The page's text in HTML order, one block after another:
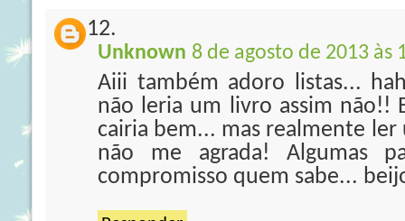
Unknown 8 de agosto de 2013 às
Aiii também adoro listas...
não leria um livro assim não!!
cairia bem... mas realmente
não me agrada! Algumas
compromisso quem sabe...